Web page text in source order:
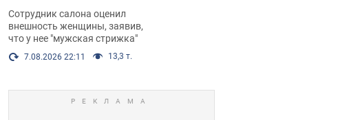
оскорбил женщину
после химиотерапии,
разгорелся скандал.
Фото
Сотрудник салона оценил
внешность женщины, заявив,
что у нее "мужская стрижка"
7.08.2026 22:11 13,3 т.